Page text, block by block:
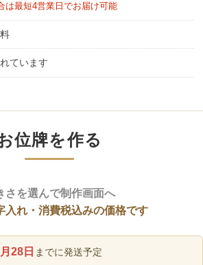
は最短4営業日でお届け可能
ています
位牌を作る
さを選んで制作画面へ
入れ・消費税込みの価格です
28日 までに発送予定